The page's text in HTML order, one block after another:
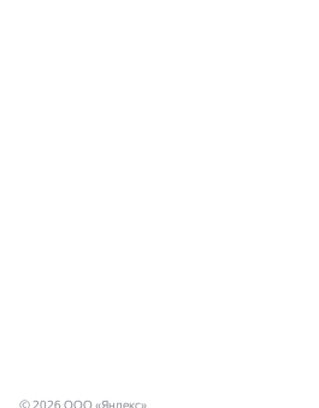
© 2026 ООО «Яндекс»